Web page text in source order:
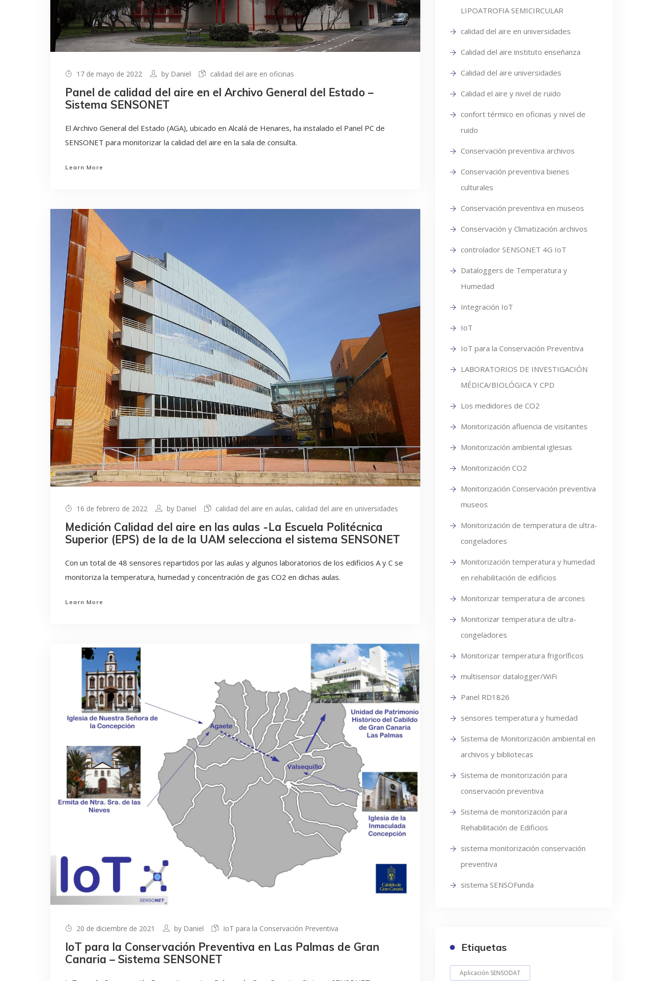
17 de mayo de 2022 by Daniel calidad del aire en oficinas
Panel de calidad del aire en el Archivo General del Estado –
Sistema SENSONET
El Archivo General del Estado (AGA), ubicado en Alcalá de Henares, ha instalado el Panel PC de
SENSONET para monitorizar la calidad del aire en la sala de consulta.
Learn More
16 de febrero de 2022 by Daniel calidad del aire en aulas, calidad del aire en universidades
Medición Calidad del aire en las aulas -La Escuela Politécnica
Superior (EPS) de la de la UAM selecciona el sistema SENSONET
Con un total de 48 sensores repartidos por las aulas y algunos laboratorios de los edificios A y C se
monitoriza la temperatura, humedad y concentración de gas CO2 en dichas aulas.
Learn More
20 de diciembre de 2021 by Daniel IoT para la Conservación Preventiva
IoT para la Conservación Preventiva en Las Palmas de Gran
Canaria – Sistema SENSONET
LIPOATROFIA SEMICIRCULAR
calidad del aire en universidades
Calidad del aire instituto enseñanza
Calidad del aire universidades
Calidad el aire y nivel de ruido
confort térmico en oficinas y nivel de
ruido
Conservación preventiva archivos
Conservación preventiva bienes
culturales
Conservación preventiva en museos
Conservación y Climatización archivos
controlador SENSONET 4G IoT
Dataloggers de Temperatura y
Humedad
Integración IoT
IoT
IoT para la Conservación Preventiva
LABORATORIOS DE INVESTIGACIÓN
MÉDICA/BIOLÓGICA Y CPD
Los medidores de CO2
Monitorización afluencia de visitantes
Monitorización ambiental iglesias
Monitorización CO2
Monitorización Conservación preventiva
museos
Monitorización de temperatura de ultra-
congeladores
Monitorización temperatura y humedad
en rehabilitación de edificios
Monitorizar temperatura de arcones
Monitorizar temperatura de ultra-
congeladores
Monitorizar temperatura frigoríficos
multisensor datalogger/WiFi
Panel RD1826
sensores temperatura y humedad
Sistema de Monitorización ambiental en
archivos y bibliotecas
Sistema de monitorización para
conservación preventiva
Sistema de monitorización para
Rehabilitación de Edificios
sistema monitorización conservación
preventiva
sistema SENSOFunda
Etiquetas
Aplicación SENSODAT